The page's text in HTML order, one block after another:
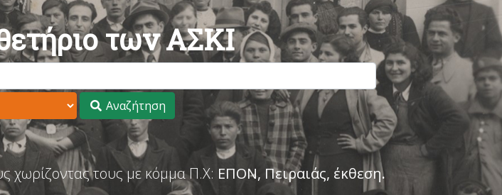
των ΑΣΚΙ
Αναζήτηση
χωρίζοντας τους με κόμμα Π.Χ: ΕΠΟΝ, Πειραιάς, έκθεση.